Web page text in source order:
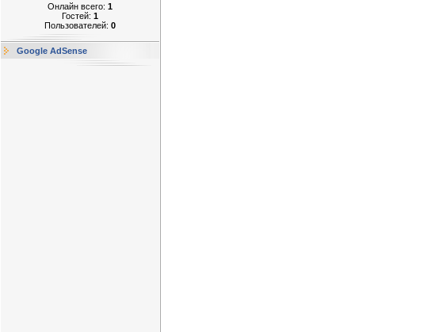
Онлайн всего: 1
Гостей: 1
Пользователей: 0
Google AdSense